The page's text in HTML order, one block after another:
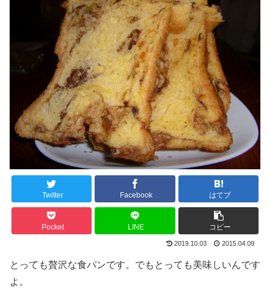
Twitter Facebook はてブ
Pocket LINE コピー
2019.10.03 2015.04.09
とっても贅沢な食パンです。でもとっても美味しいんです
よ。